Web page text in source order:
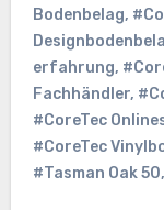
Bodenbelag,
erfahrung,
Fachhändler,
#CoreTec
#CoreTec
#Tasman Oak 50,